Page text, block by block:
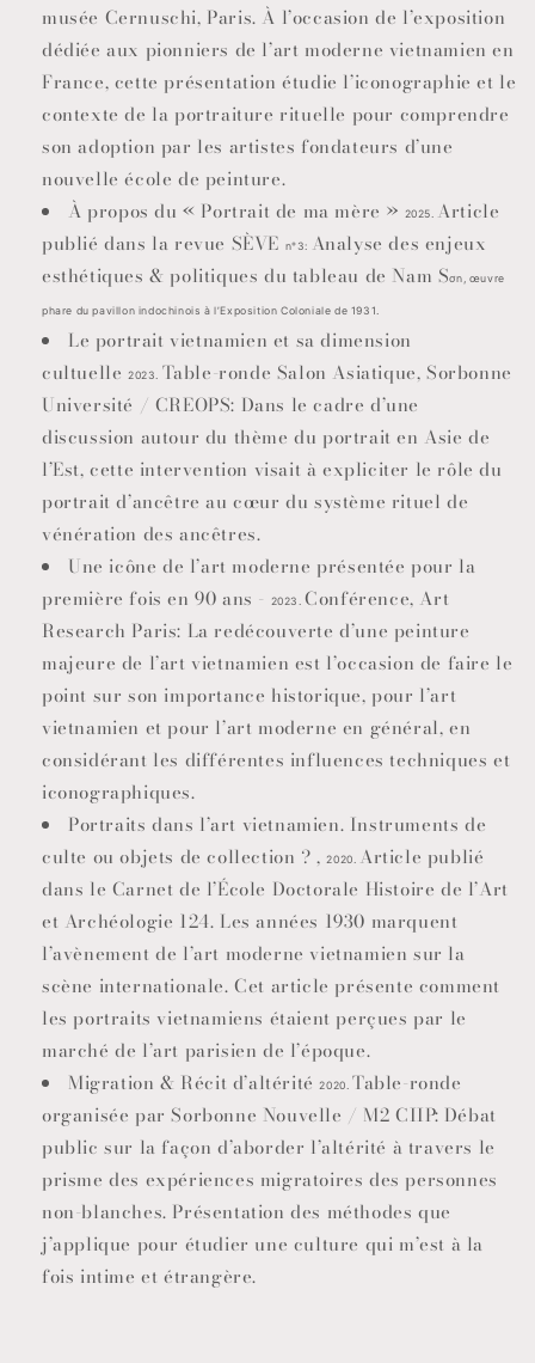
musée Cernuschi, Paris. À l’occasion de l’exposition
dédiée aux pionniers de l’art moderne vietnamien en
France, cette présentation étudie l’iconographie et le
contexte de la portraiture rituelle pour comprendre
son adoption par les artistes fondateurs d’une
nouvelle école de peinture.
À propos du « Portrait de ma mère »
2025. Article
publié dans la revue SÈVE n°3: Analyse des enjeux
esthétiques & politiques du tableau de Nam Sơn, œuvre
phare du pavillon indochinois à l’Exposition Coloniale de 1931.
Le portrait vietnamien et sa dimension
cultuelle
2023. Table-ronde Salon Asiatique, Sorbonne
Université / CREOPS: Dans le cadre d’une
discussion autour du thème du portrait en Asie de
l’Est, cette intervention visait à expliciter le rôle du
portrait d’ancêtre au cœur du système rituel de
vénération des ancêtres.
Une icône de l’art moderne présentée pour la
première fois en 90 ans -
2023.Conférence, Art
Research Paris: La redécouverte d’une peinture
majeure de l’art vietnamien est l’occasion de faire le
point sur son importance historique, pour l’art
vietnamien et pour l’art moderne en général, en
considérant les différentes influences techniques et
iconographiques.
Portraits dans l’art vietnamien. Instruments de
culte ou objets de collection ? ,2020. Article publié
dans le Carnet de l’École Doctorale Histoire de l’Art
et Archéologie 124. Les années 1930 marquent
l’avènement de l’art moderne vietnamien sur la
scène internationale. Cet article présente comment
les portraits vietnamiens étaient perçues par le
marché de l’art parisien de l’époque.
Migration & Récit d’altérité2020. Table-ronde
organisée par Sorbonne Nouvelle / M2 CIIP: Débat
public sur la façon d’aborder l’altérité à travers le
prisme des expériences migratoires des personnes
non-blanches. Présentation des méthodes que
j’applique pour étudier une culture qui m’est à la
fois intime et étrangère.